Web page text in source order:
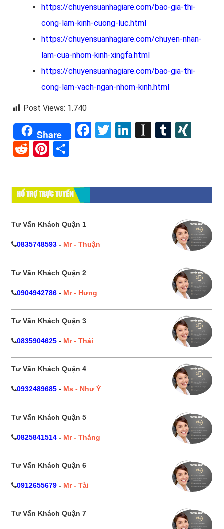
https://chuyensuanhagiare.com/bao-gia-thi-
cong-lam-kinh-cuong-luc.html
https://chuyensuanhagiare.com/chuyen-nhan-
lam-cua-nhom-kinh-xingfa.html
https://chuyensuanhagiare.com/bao-gia-thi-
cong-lam-vach-ngan-nhom-kinh.html
Post Views: 1.740
Share Facebook
Twitter
LinkedInTumblr
RedditPinterest
HỔ TRỢ TRỰC TUYẾN
Tư Vấn Khách Quận 1
0835748593 - Mr - Thuận
Tư Vấn Khách Quận 2
0904942786 - Mr - Hưng
Tư Vấn Khách Quận 3
0835904625 - Mr - Thái
Tư Vấn Khách Quận 4
0932489685 - Ms - Như Ý
Tư Vấn Khách Quận 5
0825841514 - Mr - Thắng
Tư Vấn Khách Quận 6
0912655679 - Mr - Tài
Tư Vấn Khách Quận 7